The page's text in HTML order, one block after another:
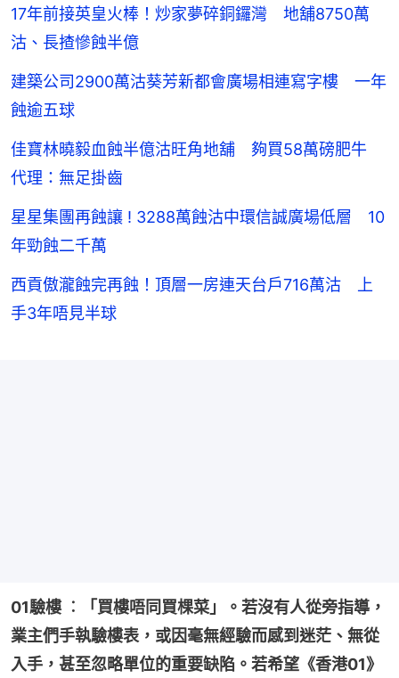
17年前接英皇火棒！炒家夢碎銅鑼灣 地舖8750萬
沽、長揸慘蝕半億
建築公司2900萬沽葵芳新都會廣場相連寫字樓 一年
蝕逾五球
佳寶林曉毅血蝕半億沽旺角地舖 夠買58萬磅肥牛
代理：無足掛齒
星星集團再蝕讓 ! 3288萬蝕沽中環信誠廣場低層 10
年勁蝕二千萬
西貢傲瀧蝕完再蝕！頂層一房連天台戶716萬沽 上
手3年唔見半球
01驗樓 ︰「買樓唔同買棵菜」。若沒有人從旁指導，
業主們手執驗樓表，或因毫無經驗而感到迷茫、無從
入手，甚至忽略單位的重要缺陷。若希望《香港01》